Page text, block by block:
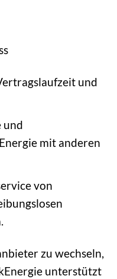
und
und
mit anderen
von
zu wechseln,
unterstützt